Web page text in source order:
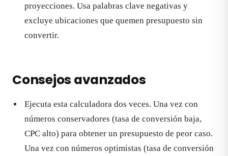
proyecciones. Usa palabras clave negativas y
excluye ubicaciones que quemen presupuesto sin
convertir.
Consejos avanzados
Ejecuta esta calculadora dos veces. Una vez con
números conservadores (tasa de conversión baja,
CPC alto) para obtener un presupuesto de peor caso.
Una vez con números optimistas (tasa de conversión